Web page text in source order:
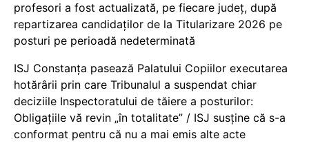
profesori a fost actualizată, pe fiecare județ, după
repartizarea candidaților de la Titularizare 2026 pe
posturi pe perioadă nedeterminată
ISJ Constanța pasează Palatului Copiilor executarea
hotărârii prin care Tribunalul a suspendat chiar
deciziile Inspectoratului de tăiere a posturilor:
Obligațiile vă revin „în totalitate” / ISJ susține că s-a
conformat pentru că nu a mai emis alte acte